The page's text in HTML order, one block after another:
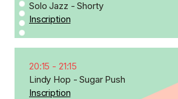
Solo Jazz - Shorty
Inscription
20:15 - 21:15
Lindy Hop - Sugar Push
Inscription